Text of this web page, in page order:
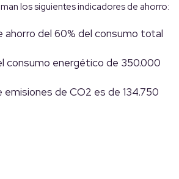
los siguientes indicadores de ahorro:
ahorro del 60% del consumo total
consumo energético de 350.000
emisiones de CO2 es de 134.750